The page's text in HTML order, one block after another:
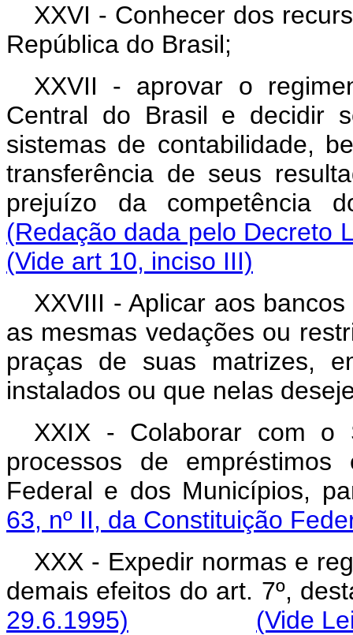
XXVI - Conhecer dos
República do
XXVII - aprovar o
Central do Brasil e decidir
sistemas de contabilidade,
transferência de seus
prejuízo da competência
(Redação dada pelo Decreto
(Vide art 10, inciso III)
XXVIII - Aplicar aos
as mesmas vedações ou
praças de suas matrizes,
instalados ou que nelas
XXIX - Colaborar com o
processos de
Federal e dos Municípios,
63, nº II, da Constituição
XXX - Expedir normas e
demais efeitos do art.
29.6.1995)
(Vide